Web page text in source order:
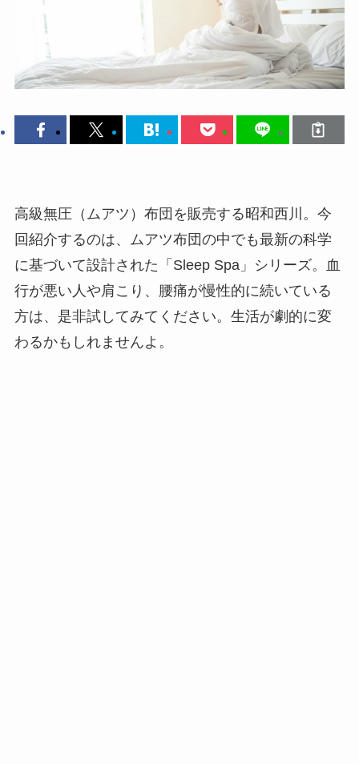
高級無圧（ムアツ）布団を販売する昭和西川。今
回紹介するのは、ムアツ布団の中でも最新の科学
に基づいて設計された「Sleep Spa」シリーズ。血
行が悪い人や肩こり、腰痛が慢性的に続いている
方は、是非試してみてください。生活が劇的に変
わるかもしれませんよ。